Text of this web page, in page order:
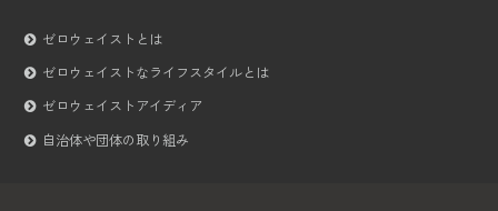
ゼロウェイストとは
ゼロウェイストなライフスタイルとは
ゼロウェイストアイディア
自治体や団体の取り組み